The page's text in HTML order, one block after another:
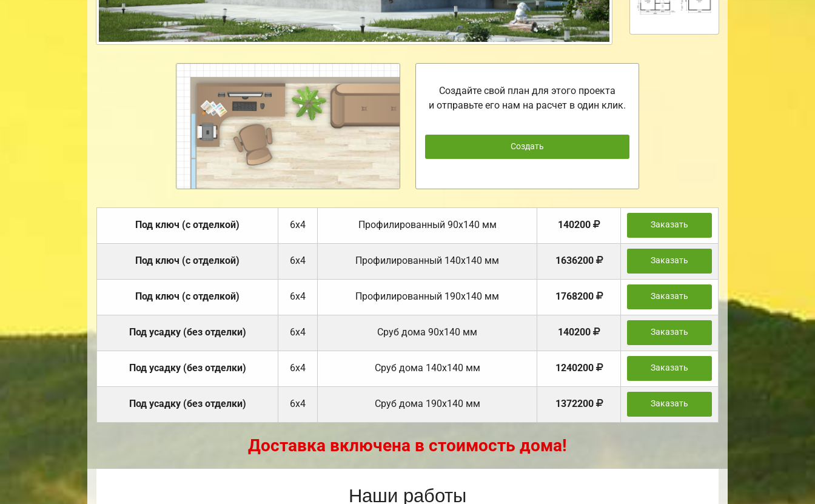
Создайте свой план для этого проекта
и отправьте его нам на расчет в один клик.
Создать
Под ключ (с отделкой) 6х4 Профилированный 90х140 мм 140200 Заказать
Под ключ (с отделкой) 6х4 Профилированный 140х140 мм 1636200 Заказать
Под ключ (с отделкой) 6х4 Профилированный 190х140 мм 1768200 Заказать
Под усадку (без отделки) 6х4 Cруб дома 90x140 мм 140200 Заказать
Под усадку (без отделки) 6х4 Cруб дома 140х140 мм 1240200 Заказать
Под усадку (без отделки) 6х4 Cруб дома 190х140 мм 1372200 Заказать
Доставка включена в стоимость дома!
Наши работы